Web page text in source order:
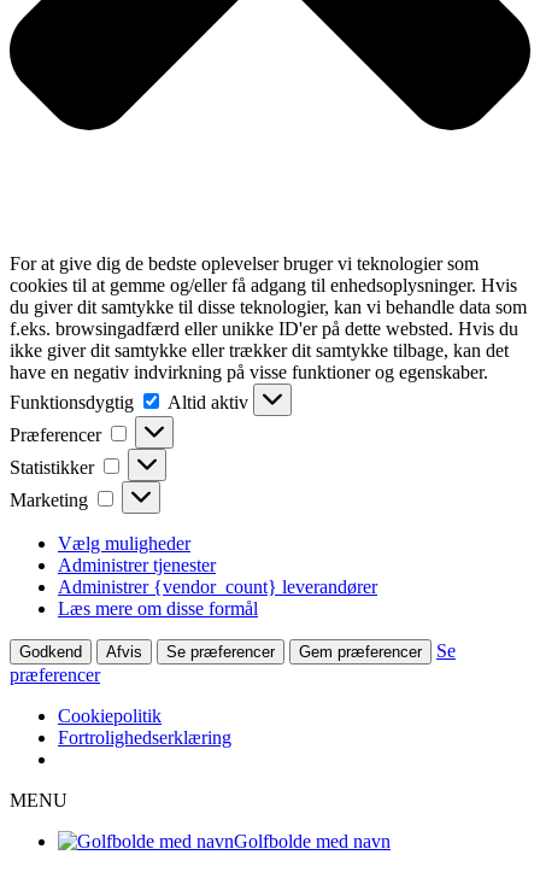
For at give dig de bedste oplevelser bruger vi teknologier som
cookies til at gemme og/eller få adgang til enhedsoplysninger. Hvis
du giver dit samtykke til disse teknologier, kan vi behandle data som
f.eks. browsingadfærd eller unikke ID'er på dette websted. Hvis du
ikke giver dit samtykke eller trækker dit samtykke tilbage, kan det
have en negativ indvirkning på visse funktioner og egenskaber.
Funktionsdygtig
Funktionsdygtig
Altid aktiv
Præferencer
Præferencer
Statistikker Statistikker
Marketing Marketing
Vælg muligheder
Administrer tjenester
Administrer {vendor_count} leverandører
Læs mere om disse formål
Godkend Afvis Se præferencer Gem præferencer
Se
præferencer
Cookiepolitik
Fortrolighedserklæring
MENU
Golfbolde med navn